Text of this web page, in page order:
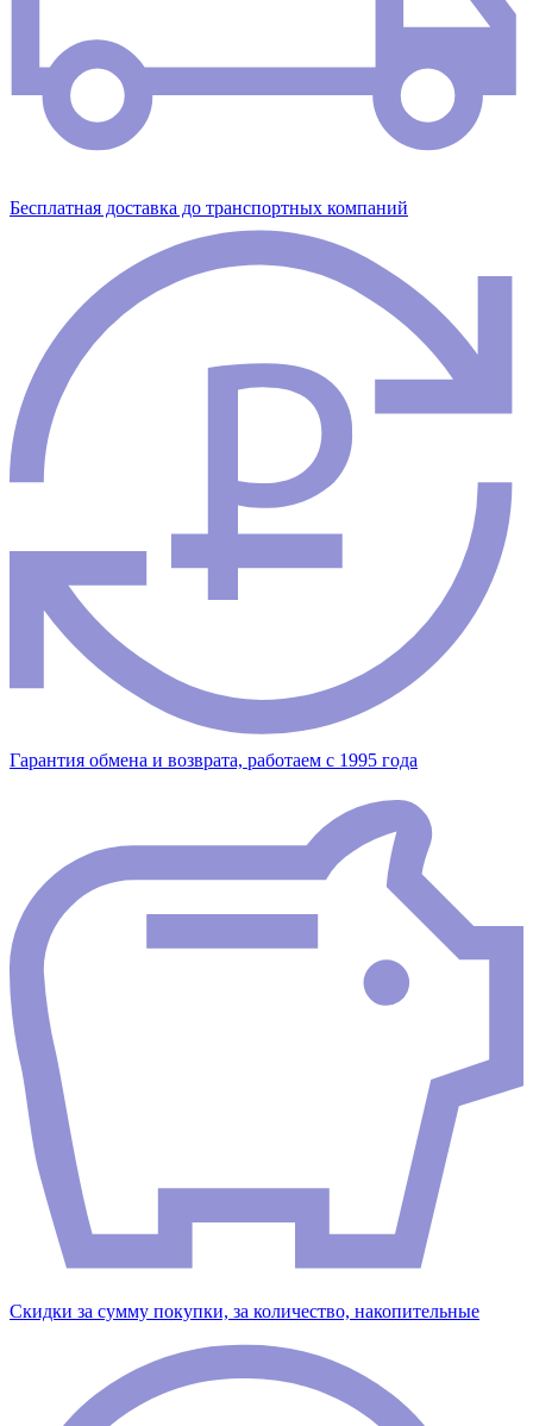
Бесплатная доставка до транспортных компаний
Гарантия обмена и возврата, работаем с 1995 года
Скидки за сумму покупки, за количество, накопительные